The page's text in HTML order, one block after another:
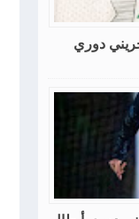
دوري